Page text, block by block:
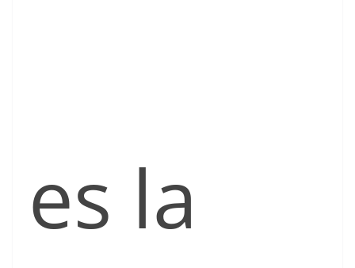
es la